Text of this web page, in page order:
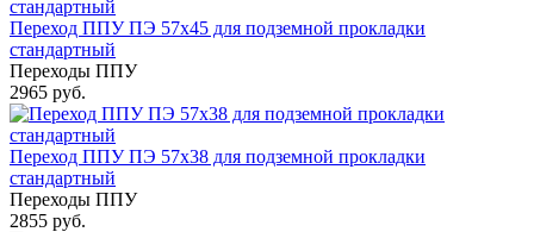
Переход ППУ ПЭ 57x45 для подземной прокладки
стандартный
Переходы ППУ
2965 руб.
Переход ППУ ПЭ 57x38 для подземной прокладки
стандартный
Переходы ППУ
2855 руб.